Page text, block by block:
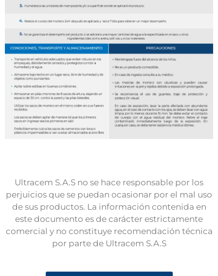
Ultracem S.A.S no se hace responsable por los
perjuicios que se puedan ocasionar por el mal uso
de sus productos. La información contenida en
este documento es de carácter estrictamente
comercial y no constituye recomendación técnica
por parte de Ultracem S.A.S